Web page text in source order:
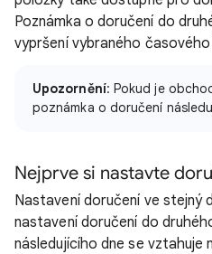
Poznámka o doručení do
vypršení vybraného
Upozornění: Pokud je
poznámka o doručení
Nejprve si nastavte
Nastavení doručení ve stejný
nastavení doručení do
následujícího dne se vztahuje